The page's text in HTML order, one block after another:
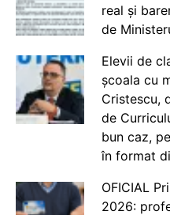
real și
de
Elevii de
școala cu
Cristescu,
de
bun caz,
în format
OFICIAL
2026: